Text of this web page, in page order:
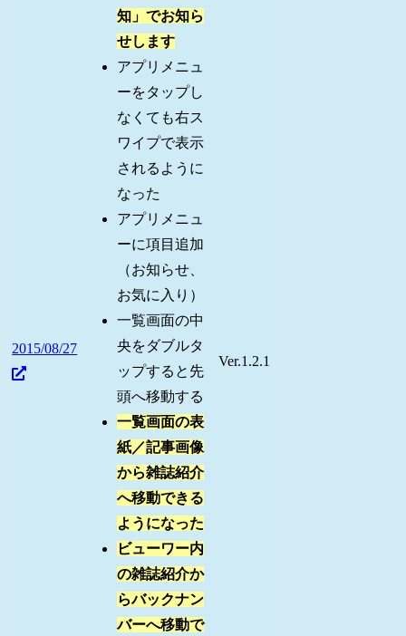
2015/08/27
知」でお知ら
せします
アプリメニュ
ーをタップし
なくても右ス
ワイプで表示
されるように
なった
アプリメニュ
ーに項目追加
（お知らせ、
お気に入り）
一覧画面の中
央をダブルタ
ップすると先
頭へ移動する
一覧画面の表
紙／記事画像
から雑誌紹介
へ移動できる
ようになった
ビューワー内
の雑誌紹介か
らバックナン
バーへ移動で
Ver.1.2.1